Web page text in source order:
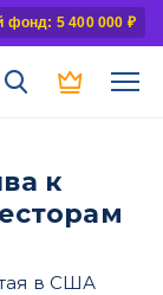
фонд: 5 400 000 ₽
к
в США